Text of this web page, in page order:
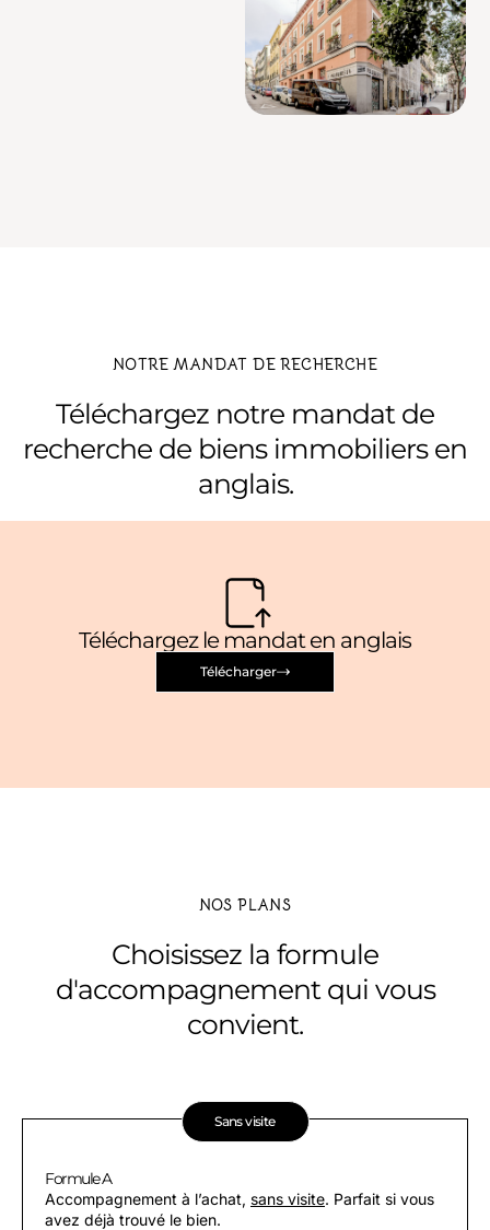
NOTRE MANDAT DE RECHERCHE
Téléchargez notre mandat de
recherche de biens immobiliers en
anglais.
Téléchargez le mandat en anglais
Télécharger
NOS PLANS
Choisissez la formule
d'accompagnement qui vous
convient.
Sans visite
Formule A
Accompagnement à l’achat, sans visite. Parfait si vous
avez déjà trouvé le bien.